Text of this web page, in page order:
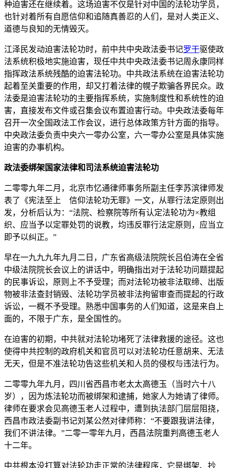
种迫害还在继续着。这场迫害不仅是针对中国的法轮功学员，
也针对着所有自愿信仰和追随真善忍的人们，是对人类正义、
道德与良知的无情毁灭。
江泽民发动迫害法轮功时，前中共中央政法委书记罗干驱使政
法系统积极地实施迫害，现任中共中央政法委书记周永康同样
指挥政法系统残酷的迫害法轮功。中共政法系统在迫害法轮功
起着至关重要的作用，却又打着法律的幌子欺骗各界民众。政
法委是迫害法轮功的主要指挥系统，实施制度性和系统性的迫
害，直接发布文件或召集会议布置迫害行动。中央政法委每年
召开一次全国政法工作会议，进行总体政策方针方面的指导。
中央政法委负责中央六一零办公室，六一零办公室是具体实施
迫害的办事机构。
政法委绑架国家法律和司法系统迫害法轮功
二零零九年二月，北京市忆通律师事务所副主任李苏滨律师发
表了《宪法至上 信仰法轮功无罪》一文，从罪行法定原则出
发，分析后认为：“法院、检察院等所有认定法轮功为×教组
织、应当予以定罪处罚的说教，均违反罪行法定原则，应当立
即予以纠正。”
早在一九九九年九月二日，广东省高级法院院长吕伯涛在全省
中级法院院长会议上的讲话中，明确指出对于法轮功问题提起
的民事诉讼，原则上不予受理；而对法轮功被非法取缔、出版
物被非法查封销毁、法轮功学员被非法拘留审查而提起的行政
诉讼，一概不予受理。熟悉中国事务的人们知道，这是来自上
面的，不限于广东，是全国性的。
在迫害的初期，中共就对法轮功堵死了法律救援的途径。这也
使得中共控制的政府机关和官员可以对法轮功任意胡来、无法
无天，但是不准法轮功告这些机关和人员的侵权与违法行为。
二零零九年九月，四川省西昌市老太太高德玉（当时六十八
岁），因为炼法轮功而被绑架和逮捕，她家人为她请了律师。
律师在要求会见高德玉老人过程中，遭到执法部门层层阻挠，
西昌市政法委副书记刘某公然对律师称：“不要跟我讲法律，
我们不讲法律。”二零一零年九月，西昌法院重判高德玉老人
十二年。
中共根本没打算对法轮功走正常的法律程序，它是绑架、抄